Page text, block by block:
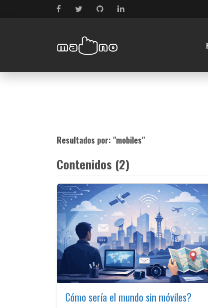
Resultados por: "mobiles"
Contenidos (2)
Cómo sería el mundo sin móviles?